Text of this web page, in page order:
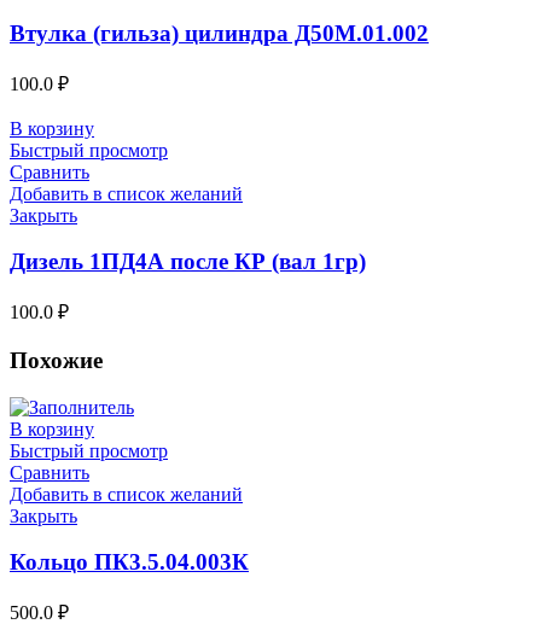
Втулка (гильза) цилиндра Д50М.01.002
100.0 ₽
В корзину
Быстрый просмотр
Сравнить
Добавить в список желаний
Закрыть
Дизель 1ПД4А после КР (вал 1гр)
100.0 ₽
Похожие
В корзину
Быстрый просмотр
Сравнить
Добавить в список желаний
Закрыть
Кольцо ПК3.5.04.003К
500.0 ₽